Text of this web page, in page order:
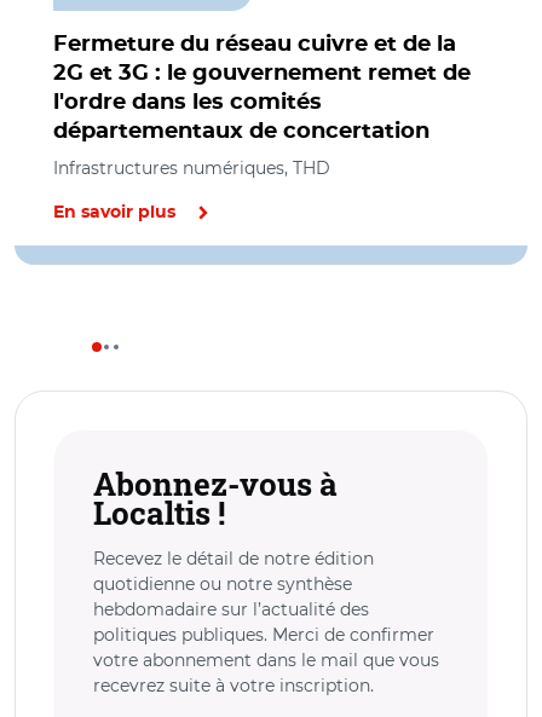
Fermeture du réseau cuivre et de la
2G et 3G : le gouvernement remet de
l'ordre dans les comités
départementaux de concertation
Infrastructures numériques, THD
En savoir plus
Abonnez-vous à
Localtis !
Recevez le détail de notre édition
quotidienne ou notre synthèse
hebdomadaire sur l’actualité des
politiques publiques. Merci de confirmer
votre abonnement dans le mail que vous
recevrez suite à votre inscription.